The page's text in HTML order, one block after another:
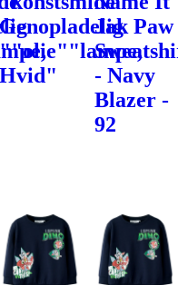
Hvid"
Jak Paw
- Navy
Blazer -
92